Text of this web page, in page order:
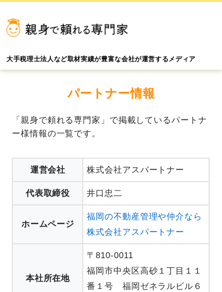
大手税理士法人など取材実績が豊富な会社が運営するメディア
パートナー情報
「親身で頼れる専門家」で掲載しているパートナ
ー様情報の一覧です。
運営会社 株式会社アスパートナー
代表取締役 井口忠二
ホームページ
福岡の不動産管理や仲介なら
株式会社アスパートナー
本社所在地
〒810-0011
福岡市中央区高砂１丁目１１
番１号 福岡ゼネラルビル６